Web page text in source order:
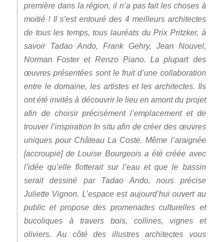
première dans la région, il n’a pas fait les choses à
moitié ! Il s’est entouré des 4 meilleurs architectes
de tous les temps, tous lauréats du Prix Pritzker, à
savoir Tadao Ando, Frank Gehry, Jean Nouvel,
Norman Foster et Renzo Piano.La plupart des
œuvres présentées sont le fruit d’une collaboration
entre le domaine, les artistes et les architectes. Ils
ont été invités à découvrir le lieu en amont du projet
afin de choisir précisément l’emplacement et de
trouver l’inspiration In situ afin de créer des œuvres
uniques pour Château La Coste. Même l’araignée
[accroupie]de Louise Bourgeoisa été créée avec
l’idée qu’elle flotterait sur l’eau et que le bassin
serait dessiné par Tadao Ando, nous précise
Juliette Vignon. L’espace est aujourd’hui ouvert au
public et propose des promenades culturelles et
bucoliques à travers bois, collines, vignes et
oliviers. Au côté des illustres architectes vous